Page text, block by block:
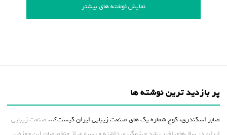
نمایش نوشته های بیشتر
پر بازدید ترین نوشته ها
صابر اسکندری، کوچ شماره یک های صنعت زیبایی ایران کیست؟... صنعت زیبایی